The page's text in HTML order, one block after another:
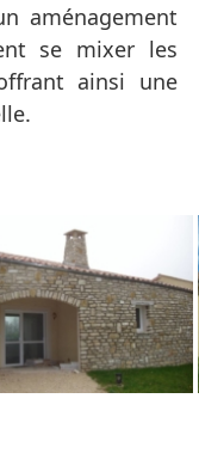
aménagement
se mixer les
ainsi une